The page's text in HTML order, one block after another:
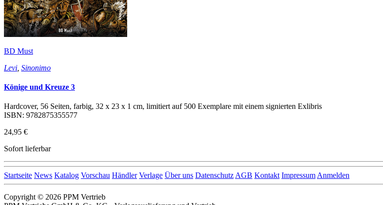
BD Must
Levi Sinonimo
Könige und Kreuze 3
Hardcover, 56 Seiten, farbig, 32 x 23 x 1 cm, limitiert auf 500 Exemplare mit einem signierten Exlibris
ISBN: 9782875355577
24,95 €
Sofort lieferbar
Startseite News Katalog Vorschau Händler Verlage Über uns Datenschutz AGB Kontakt Impressum Anmelden
Copyright © 2026 PPM Vertrieb